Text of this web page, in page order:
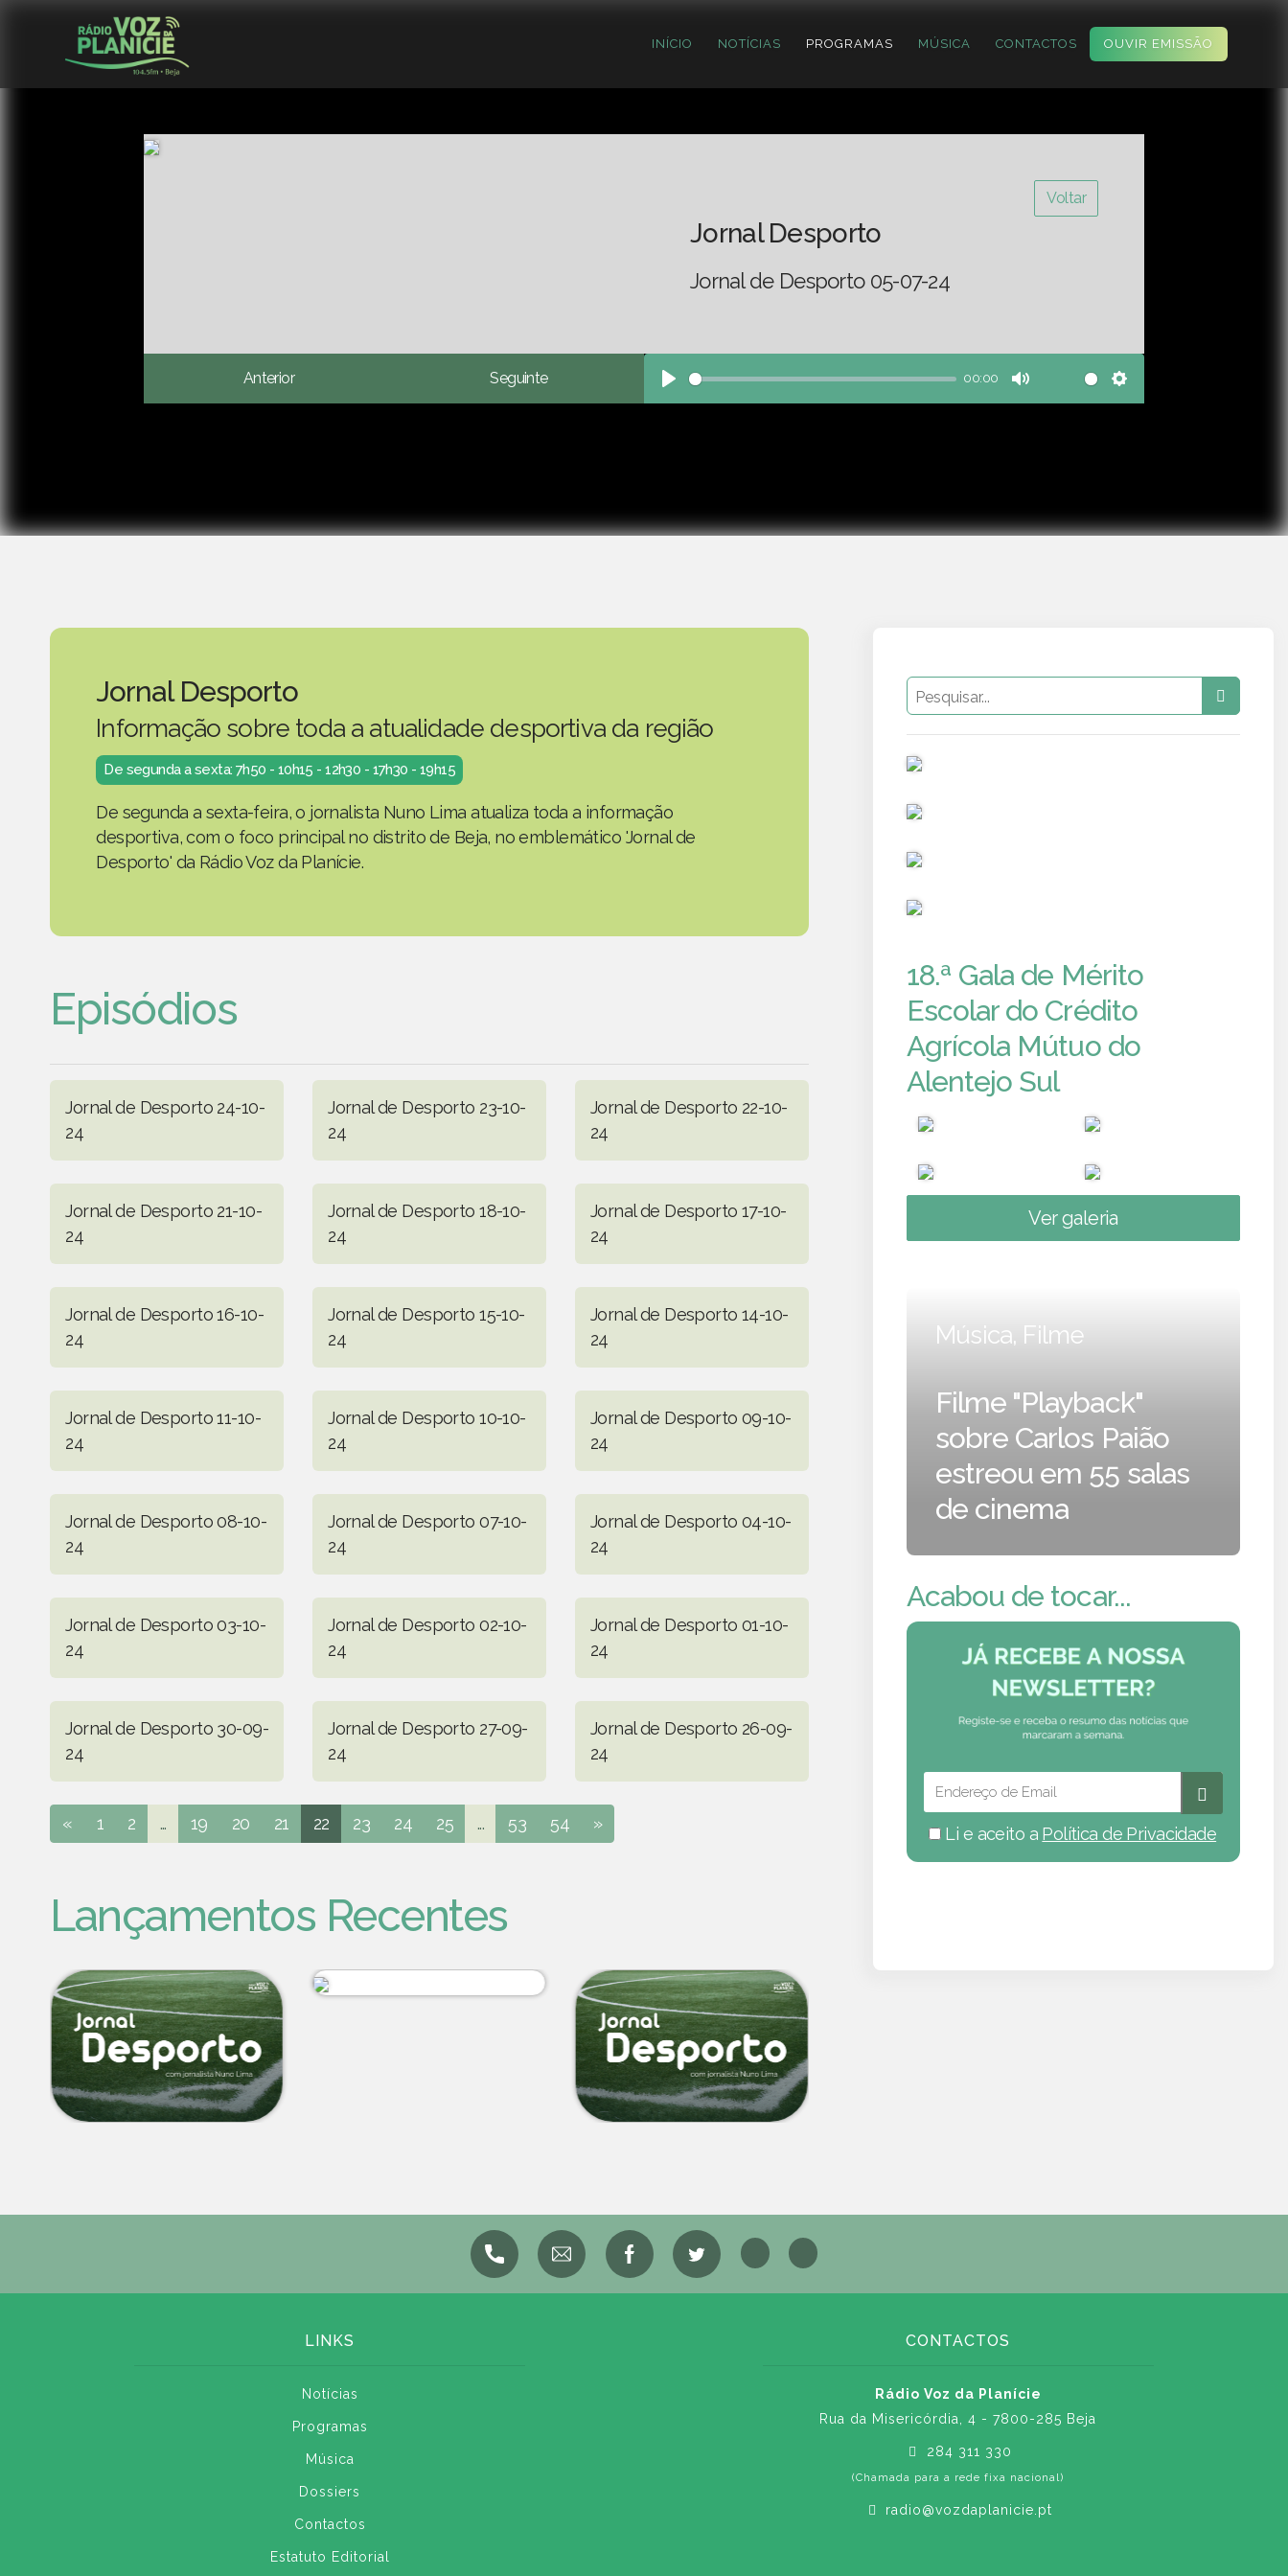
INÍCIO NOTÍCIAS PROGRAMAS MÚSICA CONTACTOS OUVIR EMISSÃO
Voltar
Jornal Desporto
Jornal de Desporto 05-07-24
Anterior Seguinte
Play
00:00
Mute Settings
Jornal Desporto
Informação sobre toda a atualidade desportiva da região
De segunda a sexta: 7h50 - 10h15 - 12h30 - 17h30 - 19h15
De segunda a sexta-feira, o jornalista Nuno Lima atualiza toda a informação
desportiva, com o foco principal no distrito de Beja, no emblemático 'Jornal de
Desporto' da Rádio Voz da Planície.
Episódios
Jornal de Desporto 24-10-
24
Jornal de Desporto 23-10-
24
Jornal de Desporto 22-10-
24
Jornal de Desporto 21-10-
24
Jornal de Desporto 18-10-
24
Jornal de Desporto 17-10-
24
Jornal de Desporto 16-10-
24
Jornal de Desporto 15-10-
24
Jornal de Desporto 14-10-
24
Jornal de Desporto 11-10-
24
Jornal de Desporto 10-10-
24
Jornal de Desporto 09-10-
24
Jornal de Desporto 08-10-
24
Jornal de Desporto 07-10-
24
Jornal de Desporto 04-10-
24
Jornal de Desporto 03-10-
24
Jornal de Desporto 02-10-
24
Jornal de Desporto 01-10-
24
Jornal de Desporto 30-09-
24
Jornal de Desporto 27-09-
24
Jornal de Desporto 26-09-
24
« 1 2 ... 19 20 21 22 23 24 25 ... 53 54 »
Lançamentos Recentes
18.ª Gala de Mérito
Escolar do Crédito
Agrícola Mútuo do
Alentejo Sul
Ver galeria
Música, Filme
Filme "Playback"
sobre Carlos Paião
estreou em 55 salas
de cinema
Acabou de tocar...
Li e aceito a Política de Privacidade
LINKS
Notícias
Programas
Música
Dossiers
Contactos
Estatuto Editorial
CONTACTOS
Rádio Voz da Planície
Rua da Misericórdia, 4 - 7800-285 Beja
284 311 330
(Chamada para a rede fixa nacional)
radio@vozdaplanicie.pt